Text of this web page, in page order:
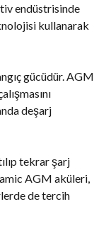
endüstrisinde
kullanarak
gücüdür. AGM
deşarj
tekrar şarj
AGM aküleri,
de tercih